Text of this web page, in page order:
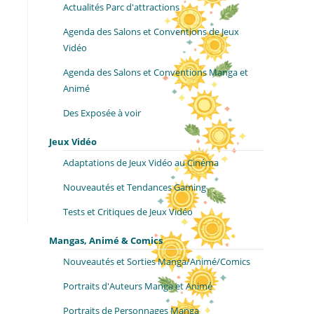
Actualités Parc d'attractions
Agenda des Salons et Conventions de Jeux
Vidéo
Agenda des Salons et Conventions Manga et
Animé
Des Exposée à voir
Jeux Vidéo
Adaptations de Jeux Vidéo au Cinéma
Nouveautés et Tendances Gaming
Tests et Critiques de Jeux Vidéo
Mangas, Animé & Comics
Nouveautés et Sorties Manga/Animé/Comics
Portraits d'Auteurs Manga et Animé
Portraits de Personnages Manga